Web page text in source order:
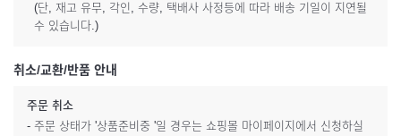
(단, 재고 유무, 각인, 수량, 택배사 사정등에 따라 배송 기일이 지연될
수 있습니다.)
취소/교환/반품 안내
주문 취소
- 주문 상태가 '상품준비중 '일 경우는 쇼핑몰 마이페이지에서 신청하실